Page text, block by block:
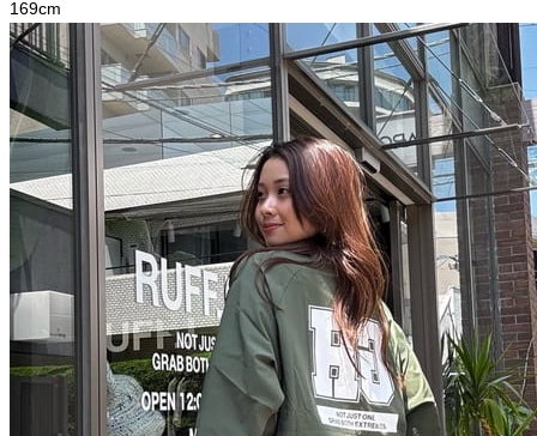
169cm